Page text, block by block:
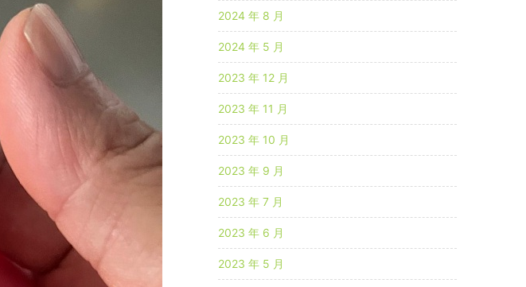
2024 年 8 月
2024 年 5 月
2023 年 12 月
2023 年 11 月
2023 年 10 月
2023 年 9 月
2023 年 7 月
2023 年 6 月
2023 年 5 月